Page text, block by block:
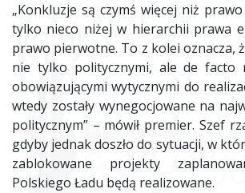
„Konkluzje są czymś więcej niż
tylko nieco niżej w hierarchii prawa
prawo pierwotne. To z kolei oznacza,
nie tylko politycznymi, ale de facto
obowiązującymi wytycznymi do
wtedy zostały wynegocjowane na
politycznym” – mówił premier. Szef
gdyby jednak doszło do sytuacji, w
zablokowane projekty
Polskiego Ładu będą realizowane.